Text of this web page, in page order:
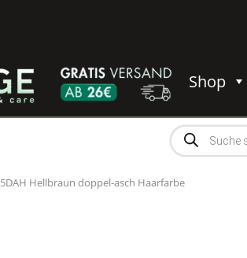
Shop
Products
search
5DAH Hellbraun doppel-asch Haarfarbe